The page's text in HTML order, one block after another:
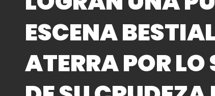
ESCENA
ATERRA POR LO